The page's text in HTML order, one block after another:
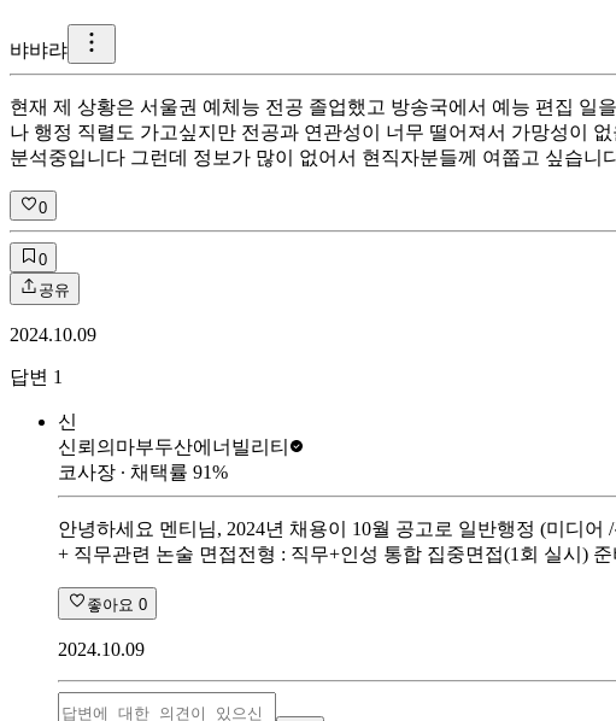
뱌뱌랴
현재 제 상황은 서울권 예체능 전공 졸업했고 방송국에서 예능 편집 일
나 행정 직렬도 가고싶지만 전공과 연관성이 너무 떨어져서 가망성이
분석중입니다 그런데 정보가 많이 없어서 현직자분들께 여쭙고 싶습
0
0
공유
2024.10.09
답변 1
신
신뢰의마부두산에너빌리티
코사장 ∙ 채택률 91%
안녕하세요 멘티님, 2024년 채용이 10월 공고로 일반행정 (미디
+ 직무관련 논술 면접전형 : 직무+인성 통합 집중면접(1회 실시)
좋아요 0
2024.10.09